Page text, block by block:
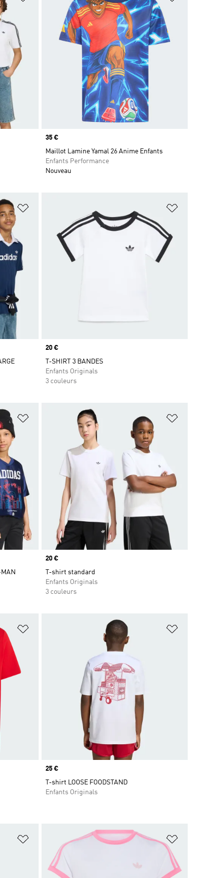
Prix
35 €
Maillot Lamine Yamal 26 Anime Enfants
Enfants Performance
Nouveau
Prix
20 €
T-SHIRT 3 BANDES
Enfants Originals
3 couleurs
Ajouter à la Liste de produits favoris
Prix
20 €
T-shirt standard
Enfants Originals
3 couleurs
Ajouter à la Liste de produits favoris
Prix
25 €
T-shirt LOOSE FOODSTAND
Enfants Originals
Ajouter à la Liste de produits favoris